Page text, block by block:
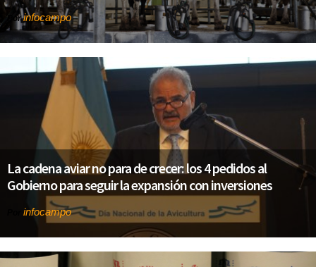
Porinfocampo
La cadena aviar no para de crecer: los 4 pedidos al
Gobierno para seguir la expansión con inversiones
infocampo